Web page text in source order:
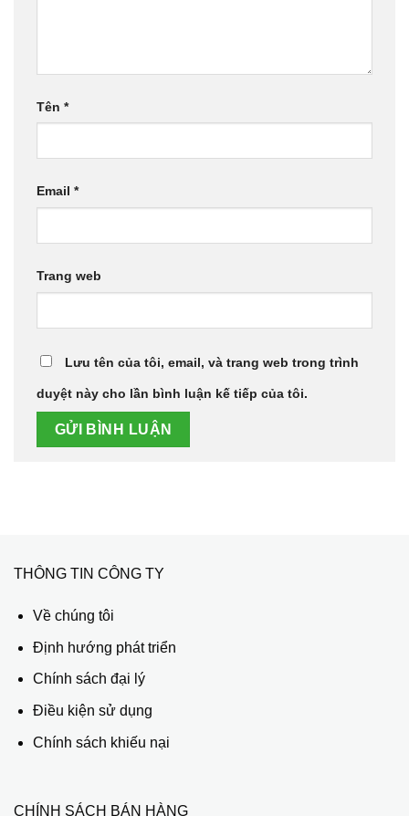
Tên *
Email *
Trang web
Lưu tên của tôi, email, và trang web trong trình
duyệt này cho lần bình luận kế tiếp của tôi.
THÔNG TIN CÔNG TY
Về chúng tôi
Định hướng phát triển
Chính sách đại lý
Điều kiện sử dụng
Chính sách khiếu nại
CHÍNH SÁCH BÁN HÀNG